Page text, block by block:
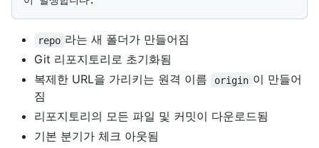
repo 라는 새 폴더가 만들어짐
Git 리포지토리로 초기화됨
복제한 URL을 가리키는 원격 이름
origin 이 만들어
짐
리포지토리의 모든 파일 및 커밋이 다운로드됨
기본 분기가 체크 아웃됨